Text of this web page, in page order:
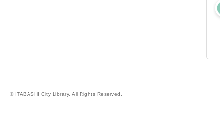
© ITABASHI City Library. All Rights Reserved.